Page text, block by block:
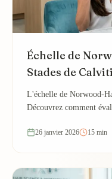
Échelle de
Stades de
L'échelle de Norwood-
Découvrez comment
26 janvier 2026 15 min